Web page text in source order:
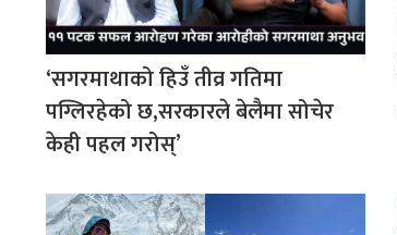
‘सगरमाथाको हिउँ तीव्र गतिमा
पग्लिरहेको छ,सरकारले बेलैमा सोचेर
केही पहल गरोस्’